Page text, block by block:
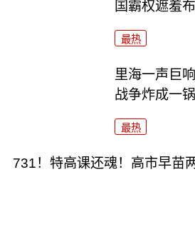
国霸权遮羞布
最热
里海一声巨
战争炸成一锅
最热
731！特高课还魂！高市早苗